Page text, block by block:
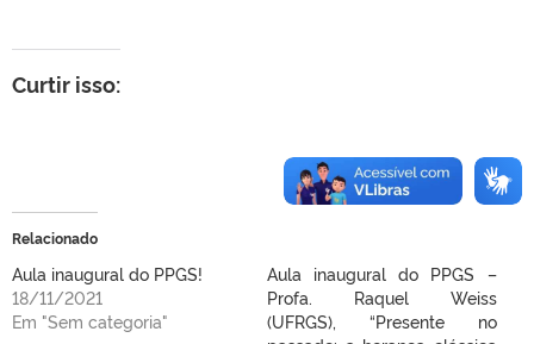
Curtir isso:
Relacionado
Aula inaugural do PPGS!
18/11/2021
Em "Sem categoria"
Aula inaugural do PPGS –
Profa. Raquel Weiss
(UFRGS), “Presente no